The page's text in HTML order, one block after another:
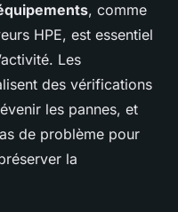
, comme
HPE, est essentiel
Les
des vérifications
les pannes, et
de problème pour
la